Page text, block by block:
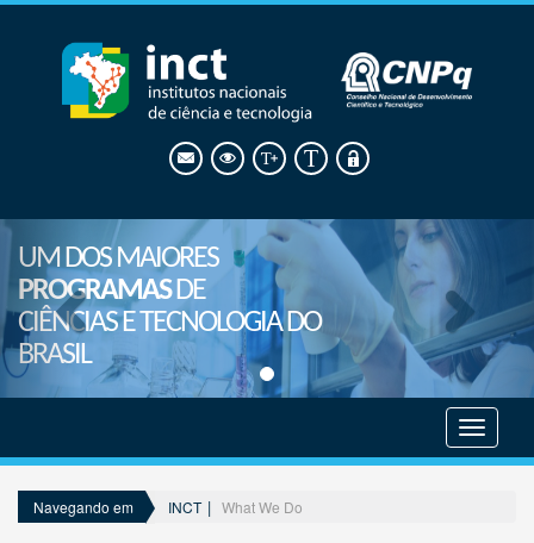
UM DOS MAIORES
PROGRAMASDE
CIÊNCIAS E TECNOLOGIA DO
BRASIL
menu
Navegando em INCT What We Do